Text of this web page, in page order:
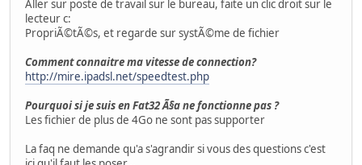
Aller sur poste de travail sur le bureau, faite un clic droit sur le
lecteur c:
PropriÃ©tÃ©s, et regarde sur systÃ©me de fichier
Comment connaitre ma vitesse de connection?
http://mire.ipadsl.net/speedtest.php
Pourquoi si je suis en Fat32 Ã§a ne fonctionne pas ?
Les fichier de plus de 4Go ne sont pas supporter
La faq ne demande qu'a s'agrandir si vous des questions c'est